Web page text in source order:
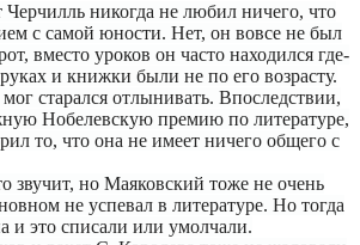
никогда не любил ничего, что
с самой юности. Нет, он вовсе не был
вместо уроков он часто находился где-
и книжки были не по его возрасту.
старался отлынивать. Впоследствии,
Нобелевскую премию по литературе,
то, что она не имеет ничего общего с
звучит, но Маяковский тоже не очень
не успевал в литературе. Но тогда
и это списали или умолчали.